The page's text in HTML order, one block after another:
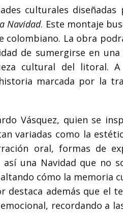
culturales
Navidad. Este montaje
La obra
de sumergirse en
cultural del litoral.
marcada por la
Vásquez, quien se
variadas como la
oral, formas de
una Navidad que no
cómo la memoria
además que el
recordando a